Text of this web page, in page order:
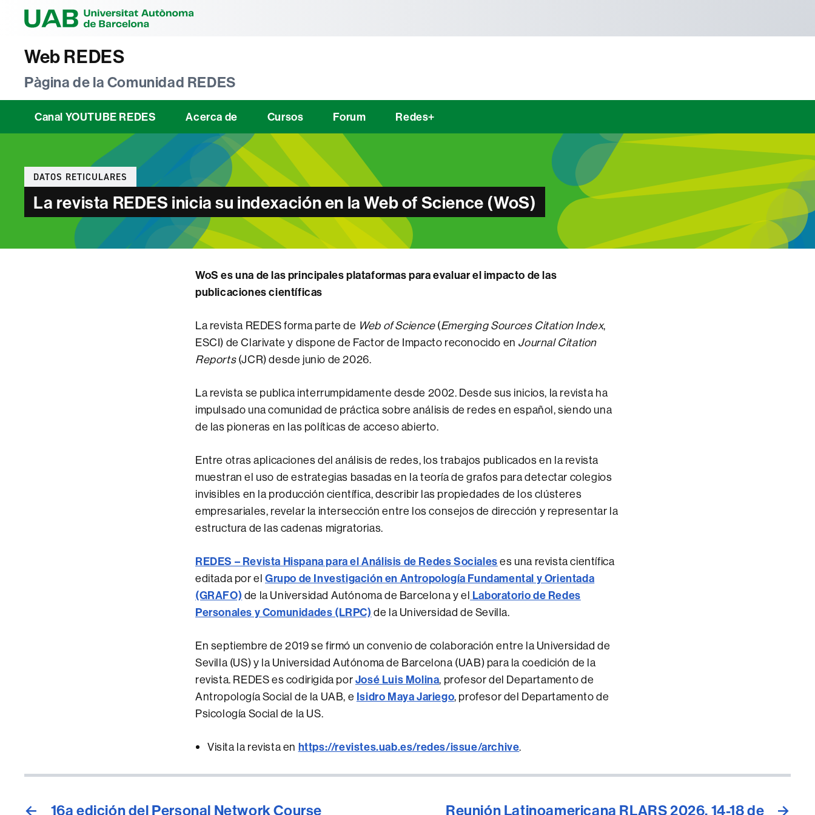
Web REDES
Pàgina de la Comunidad REDES
Canal YOUTUBE REDES Acerca de Cursos Forum Redes+
Categories
DATOS RETICULARES
La revista REDES inicia su indexación en la Web of Science (WoS)
WoS es una de las principales plataformas para evaluar el impacto de las
publicaciones científicas
La revista REDES forma parte de Web of Science(Emerging Sources Citation Index,
ESCI) de Clarivate y dispone de Factor de Impacto reconocido en Journal Citation
Reports(JCR) desde junio de 2026.
La revista se publica interrumpidamente desde 2002. Desde sus inicios, la revista ha
impulsado una comunidad de práctica sobre análisis de redes en español, siendo una
de las pioneras en las políticas de acceso abierto.
Entre otras aplicaciones del análisis de redes, los trabajos publicados en la revista
muestran el uso de estrategias basadas en la teoría de grafos para detectar colegios
invisibles en la producción científica, describir las propiedades de los clústeres
empresariales, revelar la intersección entre los consejos de dirección y representar la
estructura de las cadenas migratorias.
REDES – Revista Hispana para el Análisis de Redes Socialeses una revista científica
editada por el Grupo de Investigación en Antropología Fundamental y Orientada
(GRAFO) de la Universidad Autónoma de Barcelona y el Laboratorio de Redes
Personales y Comunidades (LRPC) de la Universidad de Sevilla.
En septiembre de 2019 se firmó un convenio de colaboración entre la Universidad de
Sevilla (US) y la Universidad Autónoma de Barcelona (UAB) para la coedición de la
revista. REDES es codirigida porJosé Luis Molina, profesor del Departamento de
Antropología Social de la UAB, e Isidro Maya Jariego, profesor del Departamento de
Psicología Social de la US.
Visita la revista en https://revistes.uab.es/redes/issue/archive.
← 16a edición del Personal Network Course →
Reunión Latinoamericana RLARS 2026, 14-18 de